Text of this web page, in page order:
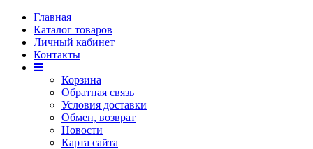
Главная
Каталог товаров
Личный кабинет
Контакты
Корзина
Обратная связь
Условия доставки
Обмен, возврат
Новости
Карта сайта